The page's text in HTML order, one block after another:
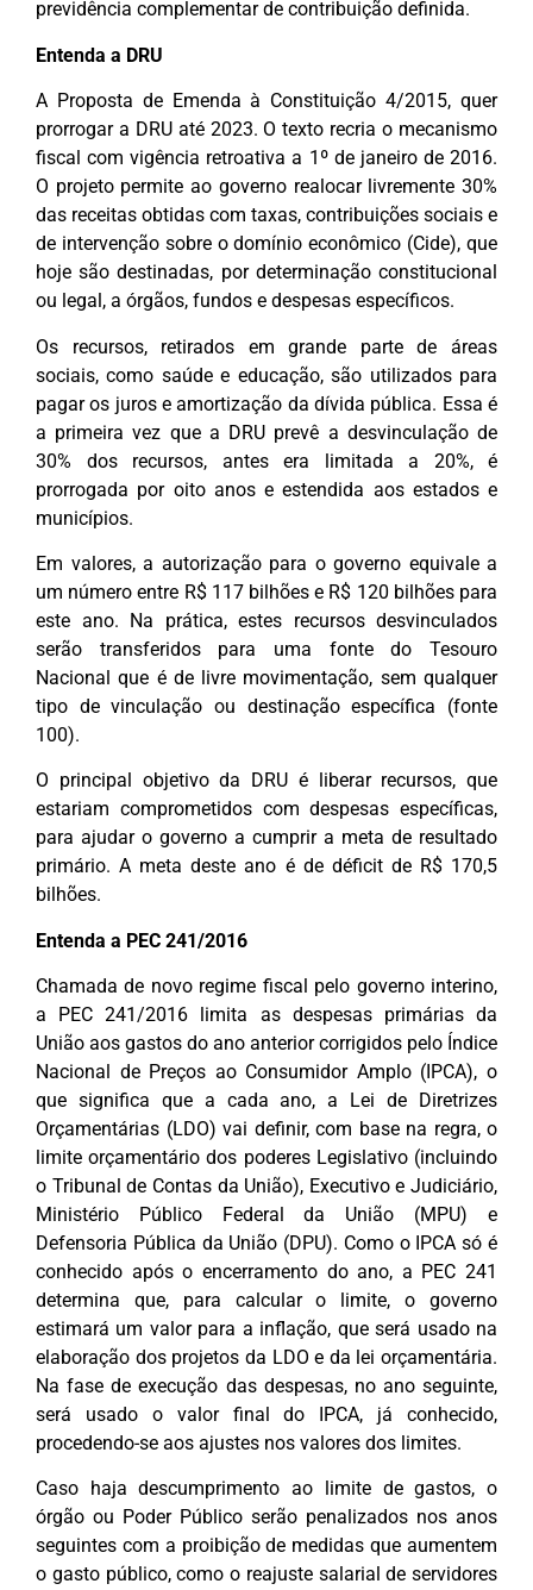
previdência complementar de contribuição definida.
Entenda a DRU
A Proposta de Emenda à Constituição 4/2015, quer
prorrogar a DRU até 2023. O texto recria o mecanismo
fiscal com vigência retroativa a 1º de janeiro de 2016.
O projeto permite ao governo realocar livremente 30%
das receitas obtidas com taxas, contribuições sociais e
de intervenção sobre o domínio econômico (Cide), que
hoje são destinadas, por determinação constitucional
ou legal, a órgãos, fundos e despesas específicos.
Os recursos, retirados em grande parte de áreas
sociais, como saúde e educação, são utilizados para
pagar os juros e amortização da dívida pública. Essa é
a primeira vez que a DRU prevê a desvinculação de
30% dos recursos, antes era limitada a 20%, é
prorrogada por oito anos e estendida aos estados e
municípios.
Em valores, a autorização para o governo equivale a
um número entre R$ 117 bilhões e R$ 120 bilhões para
este ano. Na prática, estes recursos desvinculados
serão transferidos para uma fonte do Tesouro
Nacional que é de livre movimentação, sem qualquer
tipo de vinculação ou destinação específica (fonte
100).
O principal objetivo da DRU é liberar recursos, que
estariam comprometidos com despesas específicas,
para ajudar o governo a cumprir a meta de resultado
primário. A meta deste ano é de déficit de R$ 170,5
bilhões.
Entenda a PEC 241/2016
Chamada de novo regime fiscal pelo governo interino,
a PEC 241/2016 limita as despesas primárias da
União aos gastos do ano anterior corrigidos pelo Índice
Nacional de Preços ao Consumidor Amplo (IPCA), o
que significa que a cada ano, a Lei de Diretrizes
Orçamentárias (LDO) vai definir, com base na regra, o
limite orçamentário dos poderes Legislativo (incluindo
o Tribunal de Contas da União), Executivo e Judiciário,
Ministério Público Federal da União (MPU) e
Defensoria Pública da União (DPU). Como o IPCA só é
conhecido após o encerramento do ano, a PEC 241
determina que, para calcular o limite, o governo
estimará um valor para a inflação, que será usado na
elaboração dos projetos da LDO e da lei orçamentária.
Na fase de execução das despesas, no ano seguinte,
será usado o valor final do IPCA, já conhecido,
procedendo-se aos ajustes nos valores dos limites.
Caso haja descumprimento ao limite de gastos, o
órgão ou Poder Público serão penalizados nos anos
seguintes com a proibição de medidas que aumentem
o gasto público, como o reajuste salarial de servidores